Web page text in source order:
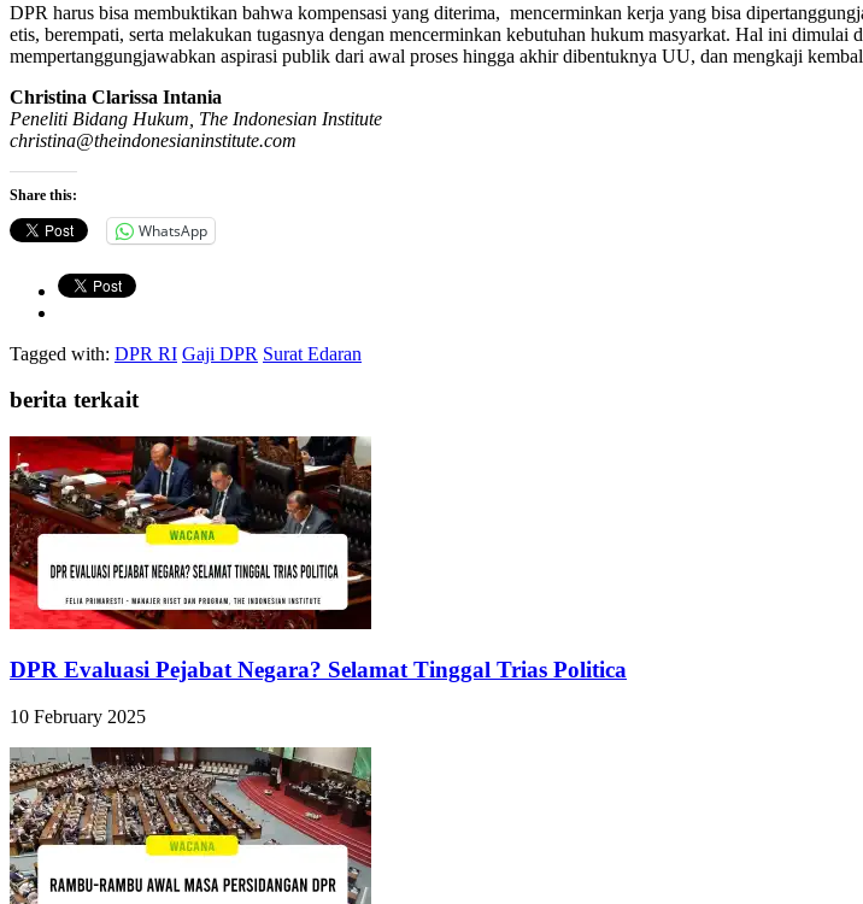
DPR harus bisa membuktikan bahwa kompensasi yang diterima, mencerminkan kerja yang bisa
etis, berempati, serta melakukan tugasnya dengan mencerminkan kebutuhan hukum masyarkat. Hal ini
mempertanggungjawabkan aspirasi publik dari awal proses hingga akhir dibentuknya UU, dan mengkaji
Christina Clarissa Intania
Peneliti Bidang Hukum, The Indonesian Institute
christina@theindonesianinstitute.com
Share this:
WhatsApp
Tagged with: DPR RI Gaji DPR Surat Edaran
berita terkait
DPR Evaluasi Pejabat Negara? Selamat Tinggal Trias Politica
10 February 2025